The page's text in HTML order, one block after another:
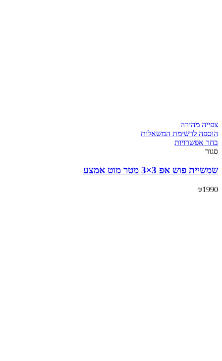
צפייה מהירה
הוספה לרשימת המשאלות
בחר אפשרויות
סגור
שמשיית פוש אפ 3×3 מטר מוט אמצע
₪1990